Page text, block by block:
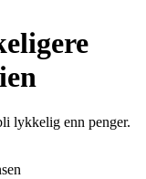
lykkelig enn penger.